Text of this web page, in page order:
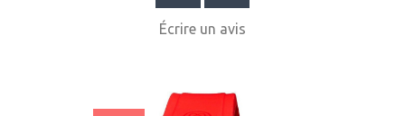
Écrire un avis